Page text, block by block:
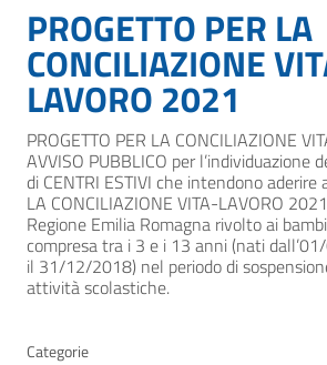
PROGETTO PER LA
CONCILIAZIONE
LAVORO 2021
PROGETTO PER LA CONCILIAZIONE
AVVISO PUBBLICO per l’individuazione
di CENTRI ESTIVI che intendono aderire
LA CONCILIAZIONE VITA-LAVORO
Regione Emilia Romagna rivolto ai
compresa tra i 3 e i 13 anni (nati
il 31/12/2018) nel periodo di
attività scolastiche.
Categorie